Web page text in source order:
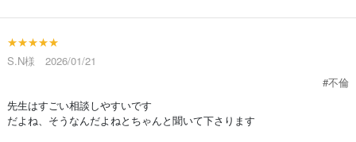
★★★★★
S.N様 2026/01/21
#不倫
先生はすごい相談しやすいです
だよね、そうなんだよねとちゃんと聞いて下さります